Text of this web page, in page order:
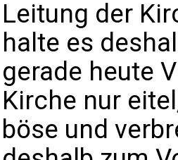
Leitung der
halte es
gerade heute
Kirche nur
böse und